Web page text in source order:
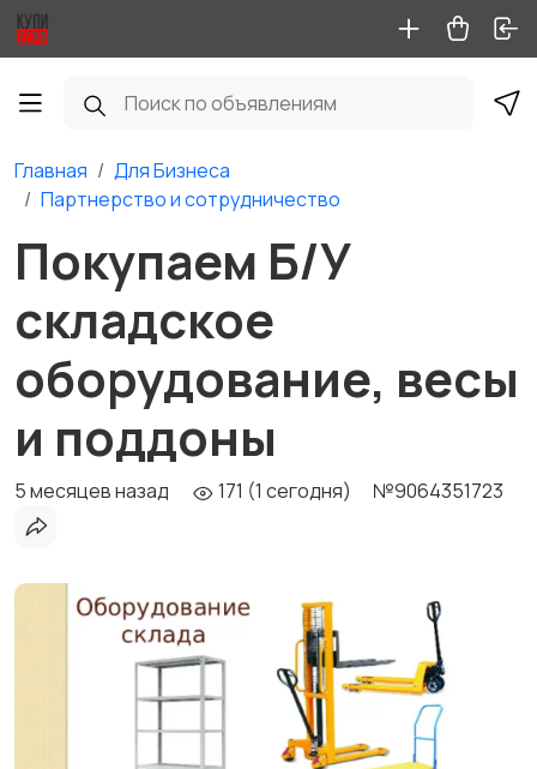
Главная
Для Бизнеса
Партнерство и сотрудничество
Покупаем Б/У
складское
оборудование, весы
и поддоны
5 месяцев назад 171 (1 сегодня) №9064351723